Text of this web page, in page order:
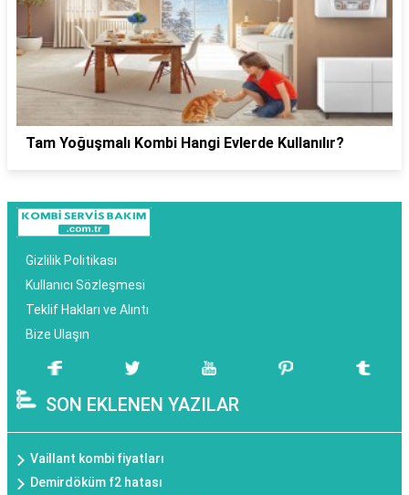
Tam Yoğuşmalı Kombi Hangi Evlerde Kullanılır?
Gizlilik Politikası
Kullanıcı Sözleşmesi
Teklif Hakları ve Alıntı
Bize Ulaşın
SON EKLENEN YAZILAR
Vaillant kombi fiyatları
Demirdöküm f2 hatası